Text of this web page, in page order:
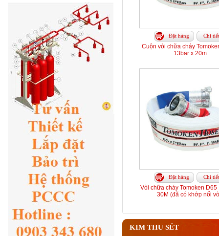
Đặt hàng Chi tiết
Cuộn vòi chữa cháy
13bar x 20m
Đặt hàng Chi tiết
Vòi chữa cháy Tomoken D65
30M (đã có khớp nối
KIM THU SÉT